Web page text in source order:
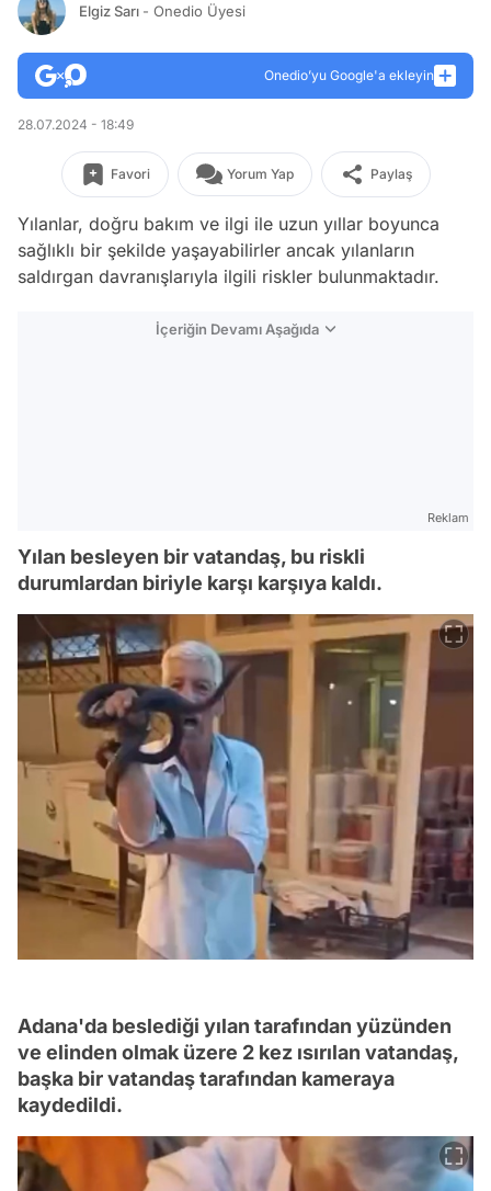
Elgiz Sarı - Onedio Üyesi
Onedio’yu Google'a ekleyin
28.07.2024 - 18:49
Favori Yorum Yap Paylaş
Yılanlar, doğru bakım ve ilgi ile uzun yıllar boyunca
sağlıklı bir şekilde yaşayabilirler ancak yılanların
saldırgan davranışlarıyla ilgili riskler bulunmaktadır.
İçeriğin Devamı Aşağıda
Reklam
Yılan besleyen bir vatandaş, bu riskli
durumlardan biriyle karşı karşıya kaldı.
Adana'da beslediği yılan tarafından yüzünden
ve elinden olmak üzere 2 kez ısırılan vatandaş,
başka bir vatandaş tarafından kameraya
kaydedildi.